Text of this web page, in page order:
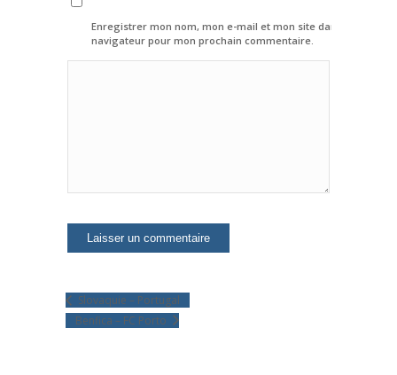
Enregistrer mon nom, mon e-mail et mon site dans le
navigateur pour mon prochain commentaire.
Slovaquie – Portugal
Benfica – FC Porto